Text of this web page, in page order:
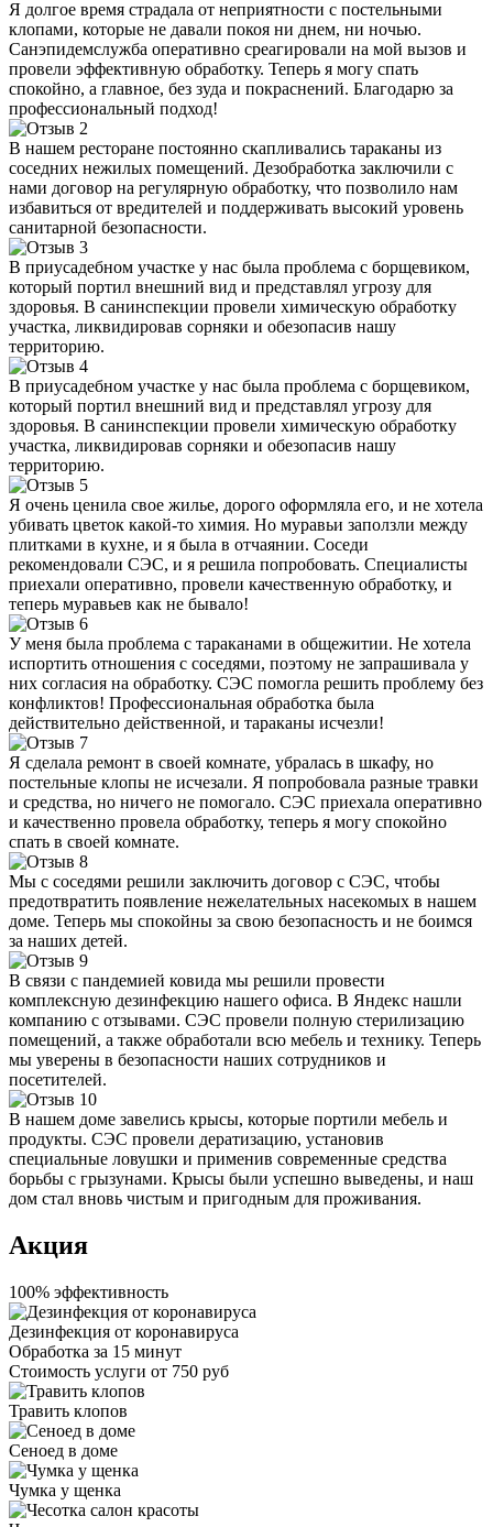
Я долгое время страдала от неприятности с постельными
клопами, которые не давали покоя ни днем, ни ночью.
Санэпидемслужба оперативно среагировали на мой вызов и
провели эффективную обработку. Теперь я могу спать
спокойно, а главное, без зуда и покраснений. Благодарю за
профессиональный подход!
В нашем ресторане постоянно скапливались тараканы из
соседних нежилых помещений. Дезобработка заключили с
нами договор на регулярную обработку, что позволило нам
избавиться от вредителей и поддерживать высокий уровень
санитарной безопасности.
В приусадебном участке у нас была проблема с борщевиком,
который портил внешний вид и представлял угрозу для
здоровья. В санинспекции провели химическую обработку
участка, ликвидировав сорняки и обезопасив нашу
территорию.
В приусадебном участке у нас была проблема с борщевиком,
который портил внешний вид и представлял угрозу для
здоровья. В санинспекции провели химическую обработку
участка, ликвидировав сорняки и обезопасив нашу
территорию.
Я очень ценила свое жилье, дорого оформляла его, и не хотела
убивать цветок какой-то химия. Но муравьи заползли между
плитками в кухне, и я была в отчаянии. Соседи
рекомендовали СЭС, и я решила попробовать. Специалисты
приехали оперативно, провели качественную обработку, и
теперь муравьев как не бывало!
У меня была проблема с тараканами в общежитии. Не хотела
испортить отношения с соседями, поэтому не запрашивала у
них согласия на обработку. СЭС помогла решить проблему без
конфликтов! Профессиональная обработка была
действительно действенной, и тараканы исчезли!
Я сделала ремонт в своей комнате, убралась в шкафу, но
постельные клопы не исчезали. Я попробовала разные травки
и средства, но ничего не помогало. СЭС приехала оперативно
и качественно провела обработку, теперь я могу спокойно
спать в своей комнате.
Мы с соседями решили заключить договор с СЭС, чтобы
предотвратить появление нежелательных насекомых в нашем
доме. Теперь мы спокойны за свою безопасность и не боимся
за наших детей.
В связи с пандемией ковида мы решили провести
комплексную дезинфекцию нашего офиса. В Яндекс нашли
компанию с отзывами. СЭС провели полную стерилизацию
помещений, а также обработали всю мебель и технику. Теперь
мы уверены в безопасности наших сотрудников и
посетителей.
В нашем доме завелись крысы, которые портили мебель и
продукты. СЭС провели дератизацию, установив
специальные ловушки и применив современные средства
борьбы с грызунами. Крысы были успешно выведены, и наш
дом стал вновь чистым и пригодным для проживания.
Акция
100% эффективность
Дезинфекция от коронавируса
Обработка за 15 минут
Стоимость услуги от 750 руб
Травить клопов
Сеноед в доме
Чумка у щенка